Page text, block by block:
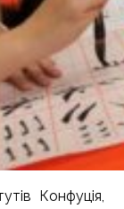
Конфуція,